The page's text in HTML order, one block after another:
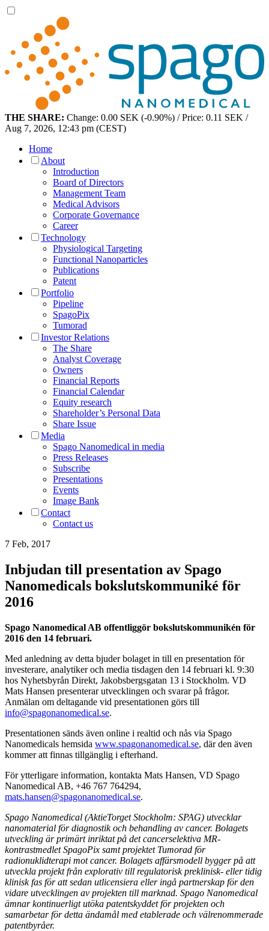
THE SHARE: Change: 0.00 SEK (-0.90%) / Price: 0.11 SEK /
Aug 7, 2026, 12:43 pm (CEST)
Home
About
Introduction
Board of Directors
Management Team
Medical Advisors
Corporate Governance
Career
Technology
Physiological Targeting
Functional Nanoparticles
Publications
Patent
Portfolio
Pipeline
SpagoPix
Tumorad
Investor Relations
The Share
Analyst Coverage
Owners
Financial Reports
Financial Calendar
Equity research
Shareholder’s Personal Data
Share Issue
Media
Spago Nanomedical in media
Press Releases
Subscribe
Presentations
Events
Image Bank
Contact
Contact us
7 Feb, 2017
Inbjudan till presentation av Spago
Nanomedicals bokslutskommuniké för
2016
Spago Nanomedical AB offentliggör bokslutskommunikén för
2016 den 14 februari.
Med anledning av detta bjuder bolaget in till en presentation för
investerare, analytiker och media tisdagen den 14 februari kl. 9:30
hos Nyhetsbyrån Direkt, Jakobsbergsgatan 13 i Stockholm. VD
Mats Hansen presenterar utvecklingen och svarar på frågor.
Anmälan om deltagande vid presentationen görs till
info@spagonanomedical.se.
Presentationen sänds även online i realtid och nås via Spago
Nanomedicals hemsida www.spagonanomedical.se, där den även
kommer att finnas tillgänglig i efterhand.
För ytterligare information, kontakta Mats Hansen, VD Spago
Nanomedical AB, +46 767 764294,
mats.hansen@spagonanomedical.se.
Spago Nanomedical (AktieTorget Stockholm: SPAG) utvecklar
nanomaterial för diagnostik och behandling av cancer. Bolagets
utveckling är primärt inriktat på det cancerselektiva MR-
kontrastmedlet SpagoPix samt projektet Tumorad för
radionuklidterapi mot cancer. Bolagets affärsmodell bygger på att
utveckla projekt från explorativ till regulatorisk preklinisk- eller tidig
klinisk fas för att sedan utlicensiera eller ingå partnerskap för den
vidare utvecklingen av projekten till marknad. Spago Nanomedical
ämnar kontinuerligt utöka patentskyddet för projekten och
samarbetar för detta ändamål med etablerade och välrenommerade
patentbyråer.